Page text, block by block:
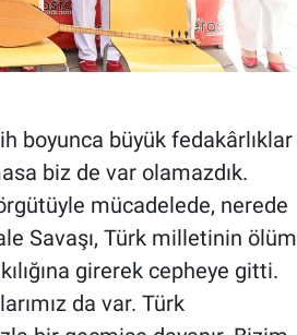
boyunca büyük fedakârlıklar
biz de var olamazdık.
mücadelede, nerede
Savaşı, Türk milletinin ölüm
girerek cepheye gitti.
da var. Türk